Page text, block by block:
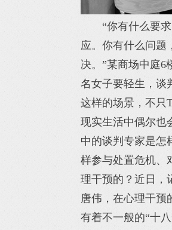
“你有什么要
应。你有什么问题
决。”某商场中庭6
名女子要轻生，谈
这样的场景，不只
现实生活中偶尔也
中的谈判专家是怎
样参与处置危机、
理干预的？近日，
唐伟，在心理干预
有着不一般的“十八